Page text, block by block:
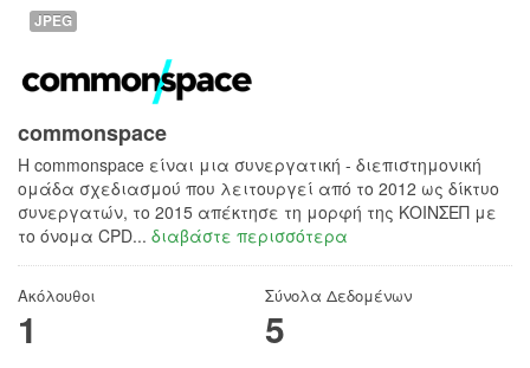
JPEG
commonspace
H commonspace είναι μια συνεργατική - διεπιστημονική
ομάδα σχεδιασμού που λειτουργεί από το 2012 ως δίκτυο
συνεργατών, το 2015 απέκτησε τη μορφή της ΚΟΙΝΣΕΠ με
το όνομα CPD... διαβάστε περισσότερα
Ακόλουθοι
1
Σύνολα Δεδομένων
5